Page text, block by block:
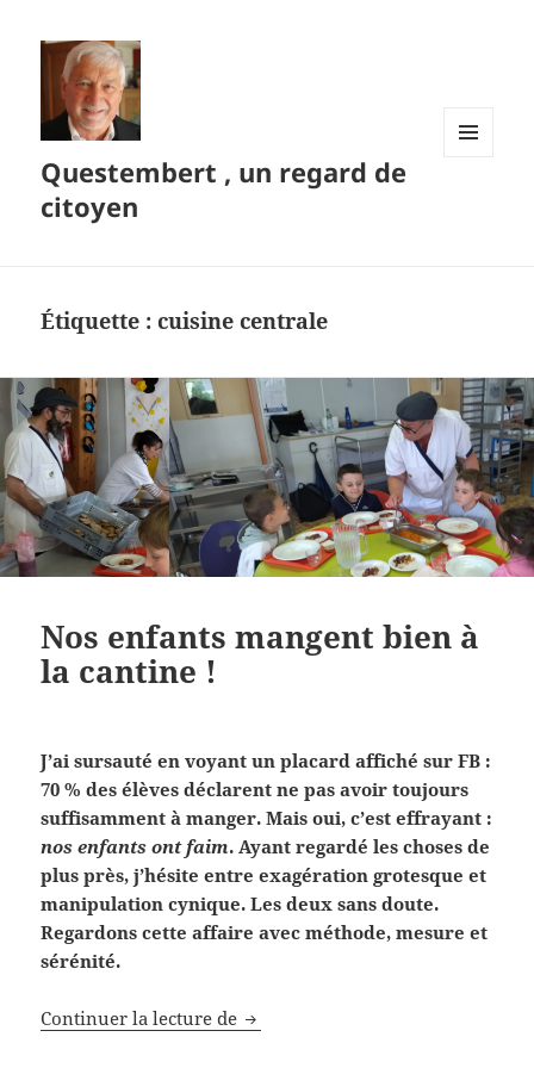
Questembert , un regard de
citoyen
Étiquette :cuisine centrale
Nos enfants mangent bien à
la cantine !
J’ai sursauté en voyant un placard affiché sur FB :
70 % des élèves déclarent ne pas avoir toujours
suffisamment à manger. Mais oui, c’est effrayant :
nos enfants ont faim. Ayant regardé les choses de
plus près, j’hésite entre exagération grotesque et
manipulation cynique. Les deux sans doute.
Regardons cette affaire avec méthode, mesure et
sérénité.
Continuer la lecture de Nos enfants mangent bien à la